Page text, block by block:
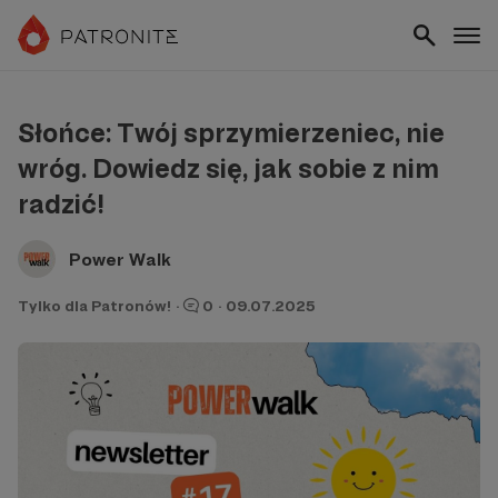
Słońce: Twój sprzymierzeniec, nie
wróg. Dowiedz się, jak sobie z nim
radzić!
Power Walk
Tylko dla Patronów! · 0 · 09.07.2025